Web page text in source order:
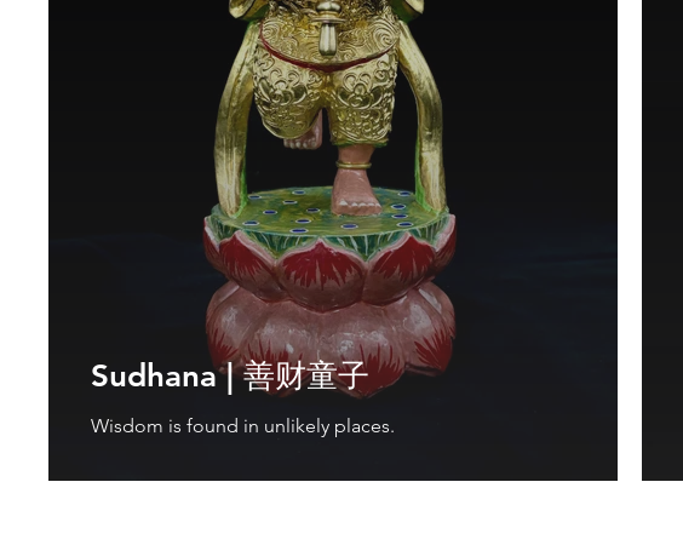
Sudhana | 善财童子
Wisdom is found in unlikely places.